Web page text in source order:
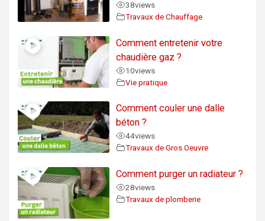
38views
Travaux de Chauffage
Comment entretenir votre
chaudière gaz ?
10views
Vie pratique
Comment couler une dalle
béton ?
44views
Travaux de Gros Oeuvre
Comment purger un radiateur ?
28views
Travaux de plomberie